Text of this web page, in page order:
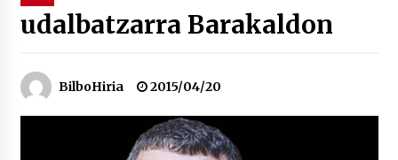
Bakaikuko barnetegitik gazteek egindako saio
berezia
2026/07/16
udalbatzarra Barakaldon
BilboHiria 2015/04/20